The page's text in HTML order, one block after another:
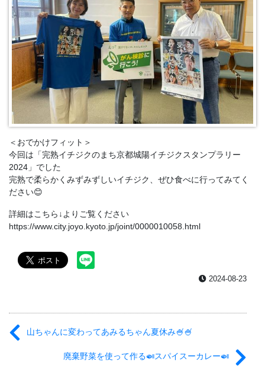
＜おでかけフィット＞
今回は「完熟イチジクのまち京都城陽イチジクスタンプラリー
2024」でした
完熟で柔らかくみずみずしいイチジク、ぜひ食べに行ってみてく
ださい😊
詳細はこちら↓よりご覧ください
https://www.city.joyo.kyoto.jp/joint/0000010058.html
2024-08-23
山ちゃんに変わってあみるちゃん夏休み🍧🍧
廃棄野菜を使って作る🍛スパイスーカレー🍛